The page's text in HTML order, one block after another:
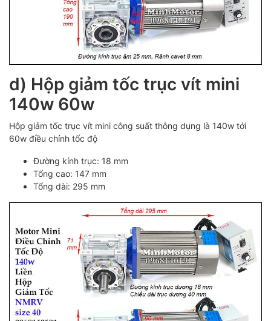
d) Hộp giảm tốc trục vít mini
140w 60w
Hộp giảm tốc trục vít mini công suất thông dụng là 140w tới
60w điều chỉnh tốc độ
Đường kính trục: 18 mm
Tổng cao: 147 mm
Tổng dài: 295 mm